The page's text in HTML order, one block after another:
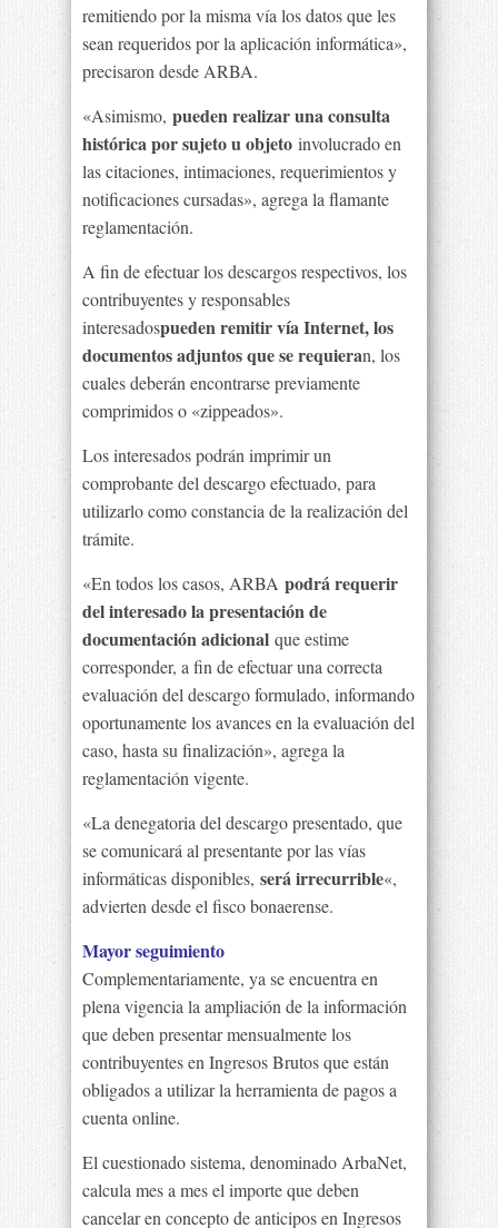
remitiendo por la misma vía los datos que les
sean requeridos por la aplicación informática»,
precisaron desde ARBA.
«Asimismo, pueden realizar una consulta
histórica por sujeto u objeto involucrado en
las citaciones, intimaciones, requerimientos y
notificaciones cursadas», agrega la flamante
reglamentación.
A fin de efectuar los descargos respectivos, los
contribuyentes y responsables
interesadospueden remitir vía Internet, los
documentos adjuntos que se requieran, los
cuales deberán encontrarse previamente
comprimidos o «zippeados».
Los interesados podrán imprimir un
comprobante del descargo efectuado, para
utilizarlo como constancia de la realización del
trámite.
«En todos los casos, ARBA podrá requerir
del interesado la presentación de
documentación adicional que estime
corresponder, a fin de efectuar una correcta
evaluación del descargo formulado, informando
oportunamente los avances en la evaluación del
caso, hasta su finalización», agrega la
reglamentación vigente.
«La denegatoria del descargo presentado, que
se comunicará al presentante por las vías
informáticas disponibles, será irrecurrible«,
advierten desde el fisco bonaerense.
Mayor seguimiento
Complementariamente, ya se encuentra en
plena vigencia la ampliación de la información
que deben presentar mensualmente los
contribuyentes en Ingresos Brutos que están
obligados a utilizar la herramienta de pagos a
cuenta online.
El cuestionado sistema, denominado ArbaNet,
calcula mes a mes el importe que deben
cancelar en concepto de anticipos en Ingresos